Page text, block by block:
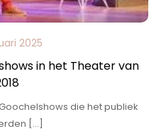
2025
in het Theater van
die het publiek
[…]